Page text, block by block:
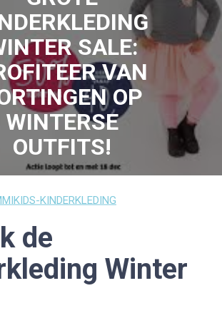
SALE:
VAN
OP
WINTERSE
OUTFITS!
KINDERKLEDING
de
Winter